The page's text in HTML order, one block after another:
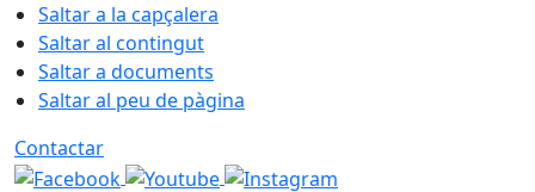
Saltar a la capçalera
Saltar al contingut
Saltar a documents
Saltar al peu de pàgina
Contactar